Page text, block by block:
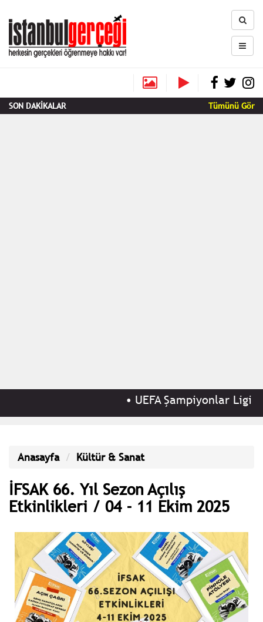
SON DAKİKALAR Tümünü Gör
UEFA Şampiyonlar Ligi
Anasayfa Kültür & Sanat
İFSAK 66. Yıl Sezon Açılış
Etkinlikleri / 04 - 11 Ekim 2025